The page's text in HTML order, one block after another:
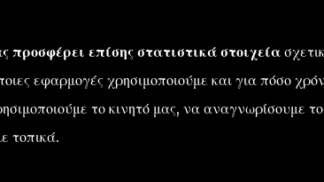
επίσης στατιστικά στοιχεία
εφαρμογές χρησιμοποιούμε και για πόσο
το κινητό μας, να αναγνωρίσουμε
τοπικά.